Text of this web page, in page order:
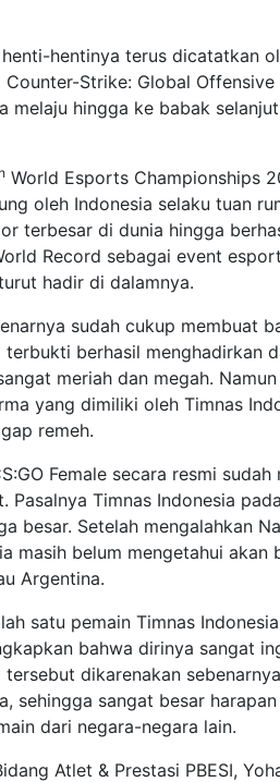
hentinya terus dicatatkan
Strike: Global Offensive
melaju hingga ke babak
World Esports Championships
oleh Indonesia selaku tuan
terbesar di dunia hingga
Record sebagai event
hadir di dalamnya.
sudah cukup membuat
terbukti berhasil menghadirkan
meriah dan megah.
yang dimiliki oleh Timnas
remeh.
Female secara resmi
Timnas Indonesia
besar. Setelah mengalahkan
masih belum mengetahui akan
Argentina.
satu pemain Timnas
bahwa dirinya sangat
dikarenakan
sehingga sangat besar
dari negara-negara lain.
Atlet & Prestasi PBESI,